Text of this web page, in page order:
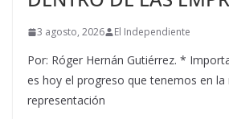
3 agosto, 2026 El Independiente
Por: Róger Hernán Gutiérrez. *
es hoy el progreso que tenemos en la
representación